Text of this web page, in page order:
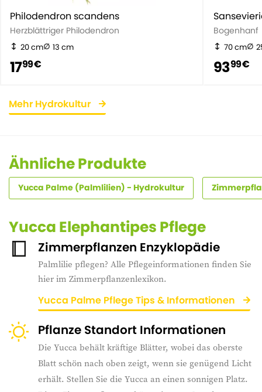
Philodendron scandens
Herzblättriger Philodendron
20 cm 13 cm
1799 €
Bogenhanf
70 cm
9399 €
Mehr Hydrokultur
Ähnliche Produkte
Yucca Palme (Palmlilien) - Hydrokultur
Yucca Elephantipes Pflege
Zimmerpflanzen Enzyklopädie
Palmlilie pflegen? Alle Pflegeinformationen finden Sie
hier im Zimmerpflanzenlexikon.
Yucca Palme Pflege Tips & Informationen
Pflanze Standort Informationen
Die Yucca behält kräftige Blätter, wobei das oberste
Blatt schön nach oben zeigt, wenn sie genügend Licht
erhält. Stellen Sie die Yucca an einen sonnigen Platz.